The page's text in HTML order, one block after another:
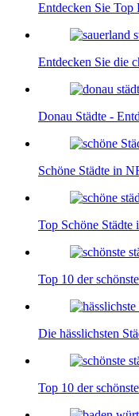
Entdecken Sie Top
Entdecken Sie die
Donau Städte -
Schöne Städte in
Top Schöne Städte
Top 10 der
Die hässlichsten
Top 10 der